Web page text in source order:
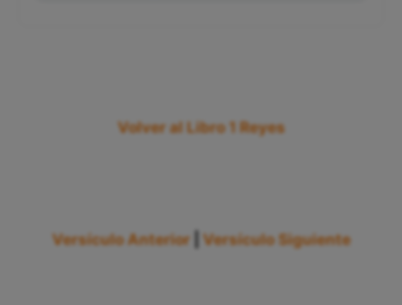
Volver al Libro 1 Reyes
Versículo Anterior Versículo Siguiente